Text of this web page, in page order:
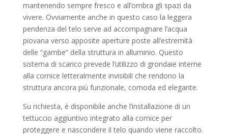
mantenendo sempre fresco e all’ombra gli spazi da
vivere. Ovviamente anche in questo caso la leggera
pendenza del telo serve ad accompagnare l’acqua
piovana verso apposite aperture poste all’estremità
delle “gambe” della struttura in alluminio. Questo
sistema di scarico prevede l’utilizzo di grondaie interne
alla cornice letteralmente invisibili che rendono la
struttura ancora più funzionale, comoda ed elegante.
Su richiesta, è disponibile anche l’installazione di un
tettuccio aggiuntivo integrato alla cornice per
proteggere e nascondere il telo quando viene raccolto.